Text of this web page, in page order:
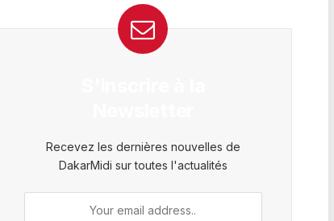
Recevez les dernières nouvelles de
DakarMidi sur toutes l'actualités